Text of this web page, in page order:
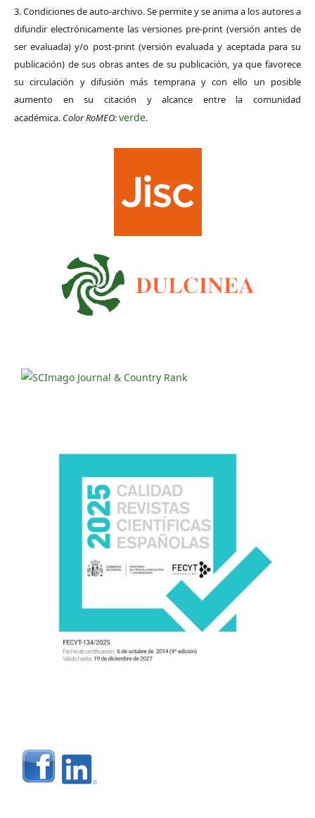
3. Condiciones de auto-archivo. Se permite y se anima a los autores a
difundir electrónicamente las versiones pre-print (versión antes de
ser evaluada) y/o post-print (versión evaluada y aceptada para su
publicación) de sus obras antes de su publicación, ya que favorece
su circulación y difusión más temprana y con ello un posible
aumento en su citación y alcance entre la comunidad
académica. Color RoMEO:verde.